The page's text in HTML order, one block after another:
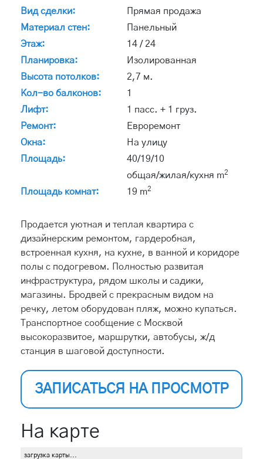
Вид сделки:
Прямая продажа
Материал стен:
Панельный
Этаж:
14 / 24
Планировка:
Изолированная
Высота потолков:
2,7 м.
Кол-во балконов:
1
Лифт:
1 пасс. + 1 груз.
Ремонт:
Евроремонт
Окна:
На улицу
Площадь:
40/19/10
общая/жилая/кухня m2
Площадь комнат: 19 m2
Продается уютная и теплая квартира с
дизайнерским ремонтом, гардеробная,
встроенная кухня, на кухне, в ванной и коридоре
полы с подогревом. Полностью развитая
инфраструктура, рядом школы и садики,
магазины. Бродвей с прекрасным видом на
речку, летом оборудован пляж, можно купаться.
Транспортное сообщение с Москвой
высокоразвитое, маршрутки, автобусы, ж/д
станция в шаговой доступности.
ЗАПИСАТЬСЯ НА ПРОСМОТР
На карте
загрузка карты...